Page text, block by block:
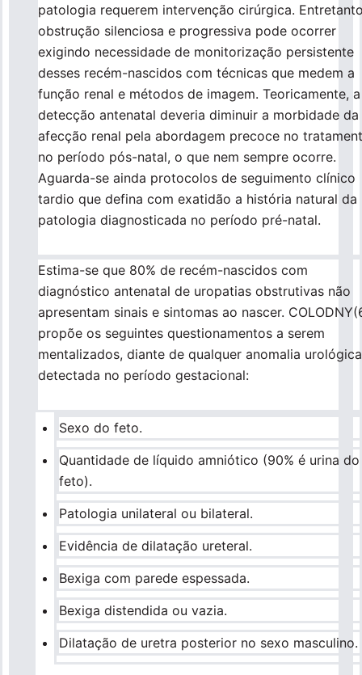
Para você
Para empresas
Profissionais da saúde
patologia requerem intervenção cirúrgica.
obstrução silenciosa e progressiva pode ocorrer
exigindo necessidade de monitorização persistente
desses recém-nascidos com técnicas que medem a
função renal e métodos de imagem. Teoricamente, a
detecção antenatal deveria diminuir a morbidade da
afecção renal pela abordagem precoce no
no período pós-natal, o que nem sempre ocorre.
Aguarda-se ainda protocolos de seguimento clínico
tardio que defina com exatidão a história natural da
patologia diagnosticada no período pré-natal.
Estima-se que 80% de recém-nascidos com
diagnóstico antenatal de uropatias obstrutivas não
apresentam sinais e sintomas ao nascer.
propõe os seguintes questionamentos a serem
mentalizados, diante de qualquer anomalia urológica
detectada no período gestacional:
Sexo do feto.
Quantidade de líquido amniótico (90% é urina do
feto).
Patologia unilateral ou bilateral.​
Evidência de dilatação ureteral.
Bexiga com parede espessada.
Bexiga distendida ou vazia.
Dilatação de uretra posterior no sexo masculino.